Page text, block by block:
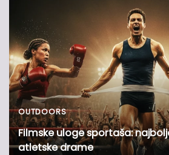
OUTDOORS
Filmske uloge sportaša:
atletske drame